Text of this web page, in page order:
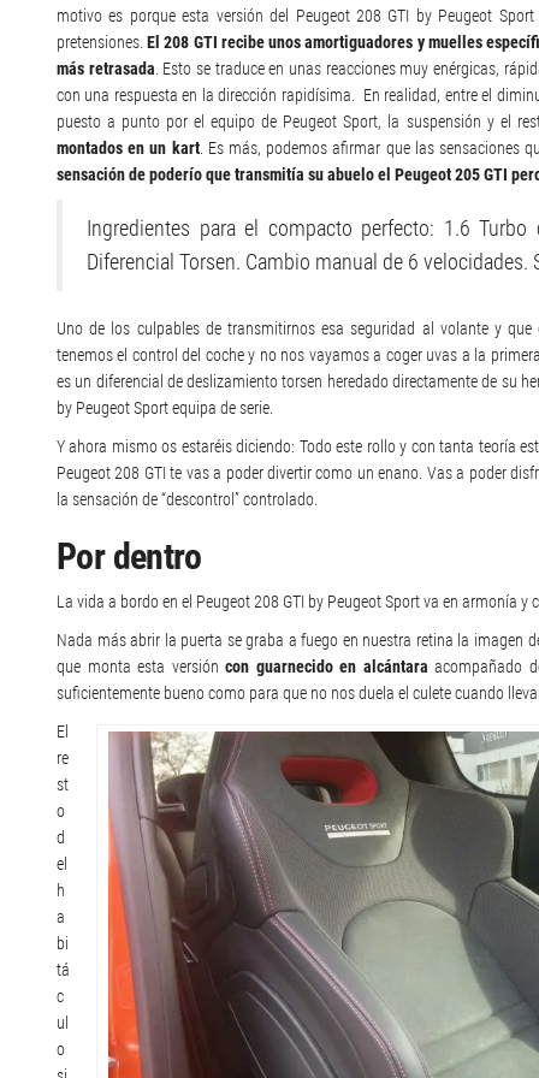
motivo es porque esta versión del Peugeot 208 GTI by Peugeot
pretensiones.El 208 GTI recibe unos amortiguadores y muelles
más retrasada . Esto se traduce en unas reacciones muy enérgicas,
con una respuesta en la dirección rapidísima. En realidad, entre el
puesto a punto por el equipo de Peugeot Sport, la suspensión y el
montados en un kart. Es más, podemos afirmar que las sensaciones
sensación de poderío que transmitía su abuelo el Peugeot 205 GTI
Ingredientes para el compacto perfecto: 1.6
Diferencial Torsen. Cambio manual de 6
Uno de los culpables de transmitirnos esa seguridad al volante y
tenemos el control del coche y no nos vayamos a coger uvas a la
es un diferencial de deslizamiento torsen heredado directamente de su
by Peugeot Sport equipa de serie.
Y ahora mismo os estaréis diciendo: Todo este rollo y con tanta teoría
Peugeot 208 GTI te vas a poder divertir como un enano. Vas a poder
la sensación de “descontrol” controlado.
Por dentro
La vida a bordo en el Peugeot 208 GTI by Peugeot Sport va en armonía
Nada más abrir la puerta se graba a fuego en nuestra retina la imagen
que monta esta versióncon guarnecido en alcántara acompañado
suficientemente bueno como para que no nos duela el culete cuando
El
re
st
o
d
el
h
a
bi
tá
c
ul
o